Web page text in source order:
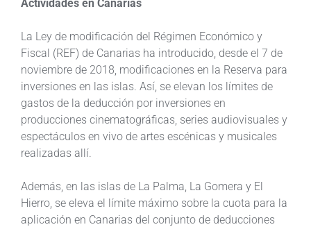
Actividades en Canarias
La Ley de modificación del Régimen Económico y
Fiscal (REF) de Canarias ha introducido, desde el 7 de
noviembre de 2018, modificaciones en la Reserva para
inversiones en las islas. Así, se elevan los límites de
gastos de la deducción por inversiones en
producciones cinematográficas, series audiovisuales y
espectáculos en vivo de artes escénicas y musicales
realizadas allí.
Además, en las islas de La Palma, La Gomera y El
Hierro, se eleva el límite máximo sobre la cuota para la
aplicación en Canarias del conjunto de deducciones